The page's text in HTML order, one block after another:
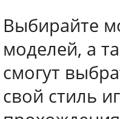
Выбирайте
моделей, а
смогут
свой стиль